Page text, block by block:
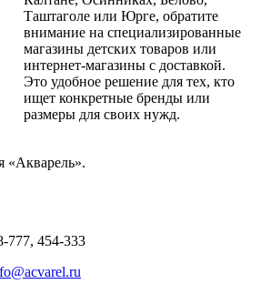
Таштаголе или Юрге, обратите
внимание на специализированные
магазины детских товаров или
интернет-магазины с доставкой.
Это удобное решение для тех, кто
ищет конкретные бренды или
размеры для своих нужд.
«Акварель».
777, 454-333